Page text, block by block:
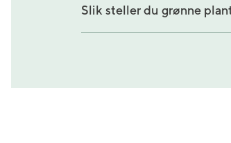
Slik steller du grønne